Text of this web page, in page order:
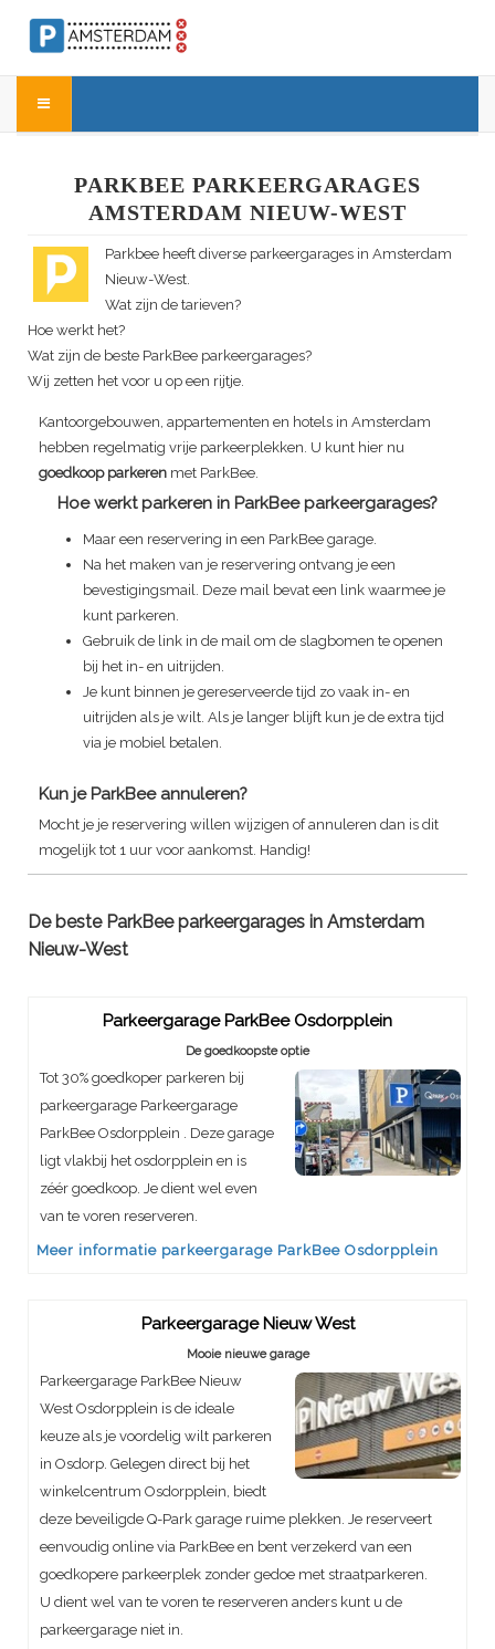
PARKBEE PARKEERGARAGES
AMSTERDAM NIEUW-WEST
Parkbee heeft diverse parkeergarages in Amsterdam
Nieuw-West.
Wat zijn de tarieven?
Hoe werkt het?
Wat zijn de beste ParkBee parkeergarages?
Wij zetten het voor u op een rijtje.
Kantoorgebouwen, appartementen en hotels in Amsterdam
hebben regelmatig vrije parkeerplekken. U kunt hier nu
goedkoop parkeren met ParkBee.
Hoe werkt parkeren in ParkBee parkeergarages?
Maar een reservering in een ParkBee garage.
Na het maken van je reservering ontvang je een
bevestigingsmail. Deze mail bevat een link waarmee je
kunt parkeren.
Gebruik de link in de mail om de slagbomen te openen
bij het in- en uitrijden.
Je kunt binnen je gereserveerde tijd zo vaak in- en
uitrijden als je wilt. Als je langer blijft kun je de extra tijd
via je mobiel betalen.
Kun je ParkBee annuleren?
Mocht je je reservering willen wijzigen of annuleren dan is dit
mogelijk tot 1 uur voor aankomst. Handig!
De beste ParkBee parkeergarages in Amsterdam
Nieuw-West
Parkeergarage ParkBee Osdorpplein
De goedkoopste optie
Tot 30% goedkoper parkeren bij
parkeergarage Parkeergarage
ParkBee Osdorpplein . Deze garage
ligt vlakbij het osdorpplein en is
zéér goedkoop. Je dient wel even
van te voren reserveren.
Meer informatie parkeergarage ParkBee Osdorpplein
Parkeergarage Nieuw West
Mooie nieuwe garage
Parkeergarage ParkBee Nieuw
West Osdorpplein is de ideale
keuze als je voordelig wilt parkeren
in Osdorp. Gelegen direct bij het
winkelcentrum Osdorpplein, biedt
deze beveiligde Q-Park garage ruime plekken. Je reserveert
eenvoudig online via ParkBee en bent verzekerd van een
goedkopere parkeerplek zonder gedoe met straatparkeren.
U dient wel van te voren te reserveren anders kunt u de
parkeergarage niet in.